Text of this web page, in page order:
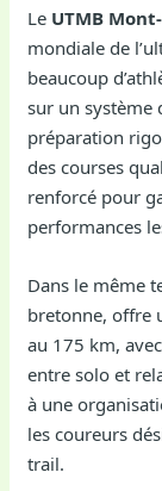
Le UTMB
mondiale de
beaucoup
sur un système
préparation
des courses
renforcé pour
performances
Dans le même
bretonne, offre
au 175 km,
entre solo et
à une
les coureurs
trail.